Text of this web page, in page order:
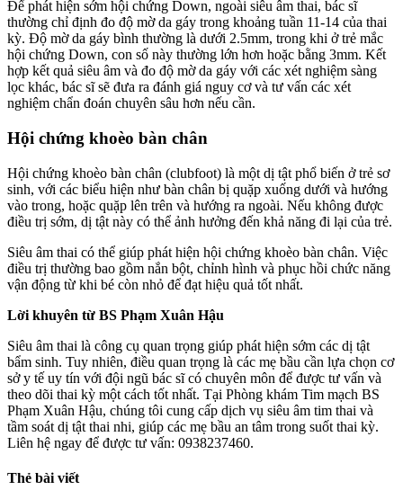
Để phát hiện sớm hội chứng Down, ngoài siêu âm thai, bác sĩ
thường chỉ định đo độ mờ da gáy trong khoảng tuần 11-14 của thai
kỳ. Độ mờ da gáy bình thường là dưới 2.5mm, trong khi ở trẻ mắc
hội chứng Down, con số này thường lớn hơn hoặc bằng 3mm. Kết
hợp kết quả siêu âm và đo độ mờ da gáy với các xét nghiệm sàng
lọc khác, bác sĩ sẽ đưa ra đánh giá nguy cơ và tư vấn các xét
nghiệm chẩn đoán chuyên sâu hơn nếu cần.
Hội chứng khoèo bàn chân
Hội chứng khoèo bàn chân (clubfoot) là một dị tật phổ biến ở trẻ sơ
sinh, với các biểu hiện như bàn chân bị quặp xuống dưới và hướng
vào trong, hoặc quặp lên trên và hướng ra ngoài. Nếu không được
điều trị sớm, dị tật này có thể ảnh hưởng đến khả năng đi lại của trẻ.
Siêu âm thai có thể giúp phát hiện hội chứng khoèo bàn chân. Việc
điều trị thường bao gồm nắn bột, chỉnh hình và phục hồi chức năng
vận động từ khi bé còn nhỏ để đạt hiệu quả tốt nhất.
Lời khuyên từ BS Phạm Xuân Hậu
Siêu âm thai là công cụ quan trọng giúp phát hiện sớm các dị tật
bẩm sinh. Tuy nhiên, điều quan trọng là các mẹ bầu cần lựa chọn cơ
sở y tế uy tín với đội ngũ bác sĩ có chuyên môn để được tư vấn và
theo dõi thai kỳ một cách tốt nhất. Tại Phòng khám Tim mạch BS
Phạm Xuân Hậu, chúng tôi cung cấp dịch vụ siêu âm tim thai và
tầm soát dị tật thai nhi, giúp các mẹ bầu an tâm trong suốt thai kỳ.
Liên hệ ngay để được tư vấn: 0938237460.
Thẻ bài viết